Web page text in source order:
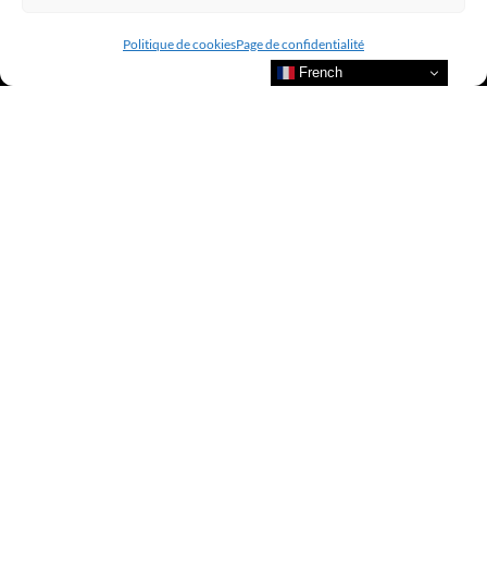
Politique de cookiesPage de confidentialité
French